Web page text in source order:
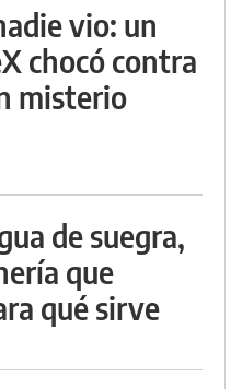
vio: un
chocó contra
misterio
de suegra,
que
qué sirve